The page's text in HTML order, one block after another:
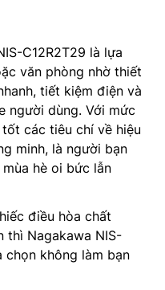
C12R2T29 là lựa
văn phòng nhờ thiết
tiết kiệm điện và
người dùng. Với mức
các tiêu chí về hiệu
minh, là người bạn
hè oi bức lẫn
điều hòa chất
thì Nagakawa NIS-
chọn không làm bạn